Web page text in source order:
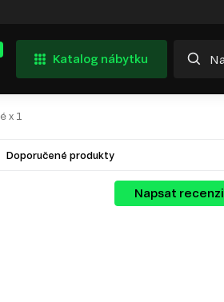
Katalog nábytku
x 1
Doporučené produkty
Napsat recenzi